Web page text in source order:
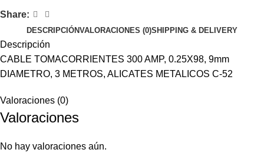
Share:
DESCRIPCIÓNVALORACIONES (0)SHIPPING & DELIVERY
Descripción
CABLE TOMACORRIENTES 300 AMP, 0.25X98, 9mm
DIAMETRO, 3 METROS, ALICATES METALICOS C-52
Valoraciones (0)
Valoraciones
No hay valoraciones aún.